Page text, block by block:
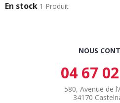
En stock 1 Produit
NOUS
04 67
580, Avenue de
34170